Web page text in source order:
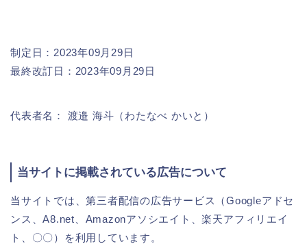
制定日：2023年09月29日
最終改訂日：2023年09月29日
代表者名： 渡邉 海斗（わたなべ かいと）
当サイトに掲載されている広告について
当サイトでは、第三者配信の広告サービス（Googleアドセ
ンス、A8.net、Amazonアソシエイト、楽天アフィリエイ
ト、〇〇）を利用しています。